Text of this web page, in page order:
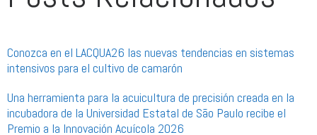
Conozca en el LACQUA26 las nuevas tendencias en sistemas
intensivos para el cultivo de camarón
Una herramienta para la acuicultura de precisión creada en la
incubadora de la Universidad Estatal de São Paulo recibe el
Premio a la Innovación Acuícola 2026